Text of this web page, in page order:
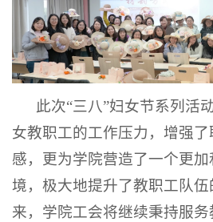
此次“三八”妇女节系列活
女教职工的工作压力，增强
感，更为学院营造了一个更
境，极大地提升了教职工队
来，学院工会将继续秉持服